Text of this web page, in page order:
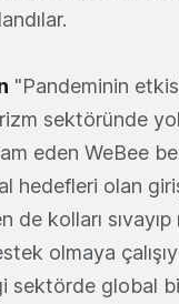
"Pandeminin
sektöründe
eden WeBee
hedefleri olan
de kolları
olmaya
sektörde global